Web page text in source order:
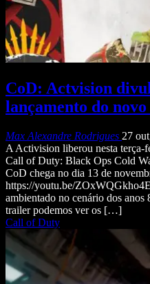
CoD: Actvision
lançamento do
Max Alexandre Rodrigues 27
A Activision liberou nesta terça-
Call of Duty: Black Ops Cold
CoD chega no dia 13 de
https://youtu.be/
ambientado no cenário dos
trailer podemos ver os […]
Call of Duty